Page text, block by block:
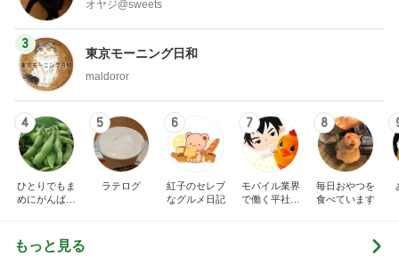
オヤジ@sweets
3
東京モーニング日和
maldoror
4
ひとりでもま
めにがんばる
5
ラテログ
6
紅子のセレブ
なグルメ日記
7
モバイル業界
で働く平社員
8
毎日おやつを
食べています
もっと見る